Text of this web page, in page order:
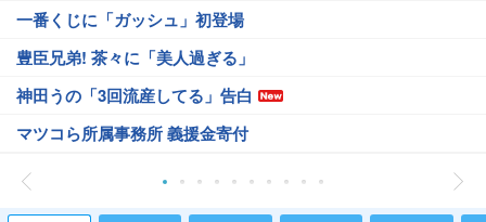
一番くじに「ガッシュ」初登場
豊臣兄弟! 茶々に「美人過ぎる」
神田うの「3回流産してる」告白
マツコら所属事務所 義援金寄付